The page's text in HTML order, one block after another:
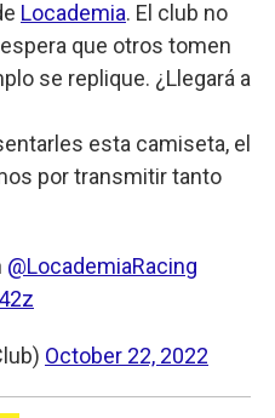
Locademia. El club no
que otros tomen
se replique. ¿Llegará a
esta camiseta, el
por transmitir tanto
@LocademiaRacing
October 22, 2022